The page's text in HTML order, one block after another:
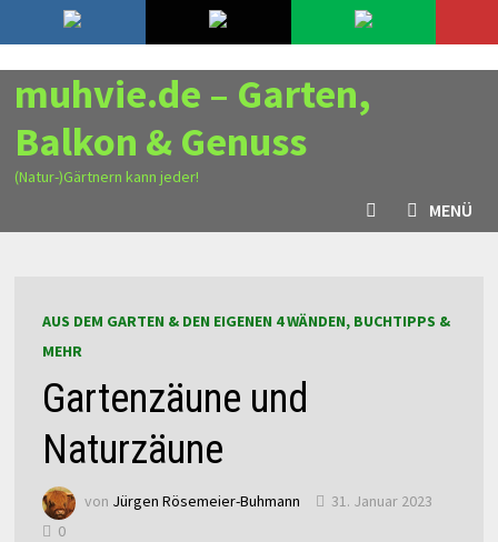
zum
Inhalt
9. August 2026
muhvie.de – Garten,
Balkon & Genuss
(Natur-)Gärtnern kann jeder!
MENÜ
AUS DEM GARTEN & DEN EIGENEN 4 WÄNDEN, BUCHTIPPS &
MEHR
Gartenzäune und
Naturzäune
von Jürgen Rösemeier-Buhmann
31. Januar 2023
0